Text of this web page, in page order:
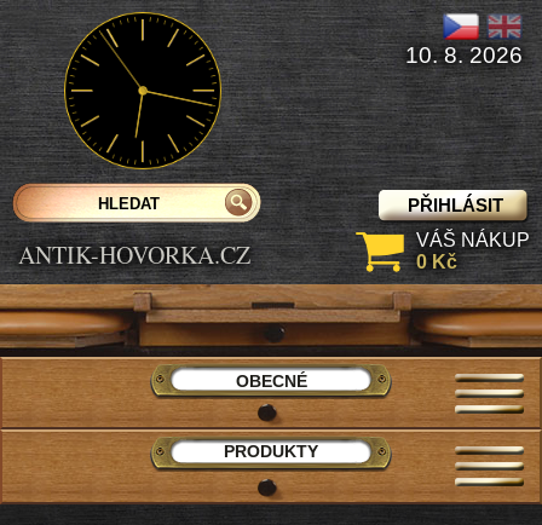
ANTIK-HOVORKA.CZ
PŘIHLÁSIT
10. 8. 2026
VÁŠ NÁKUP
0 Kč
OBECNÉ
PRODUKTY